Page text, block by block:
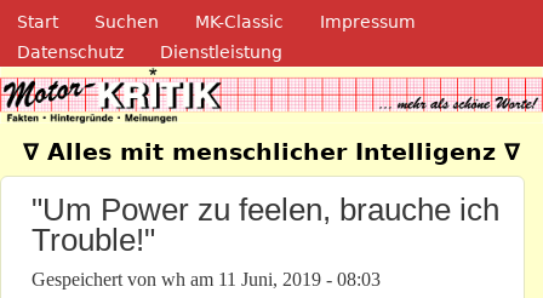
Direkt zum Inhalt
Navigation
Start Suchen MK-Classic
Impressum
Datenschutz
Dienstleistung
Motor-Kritik.de
∇ Alles mit menschlicher Intelligenz ∇
"Um Power zu feelen, brauche ich
Trouble!"
Gespeichert von wh am 11 Juni, 2019 - 08:03